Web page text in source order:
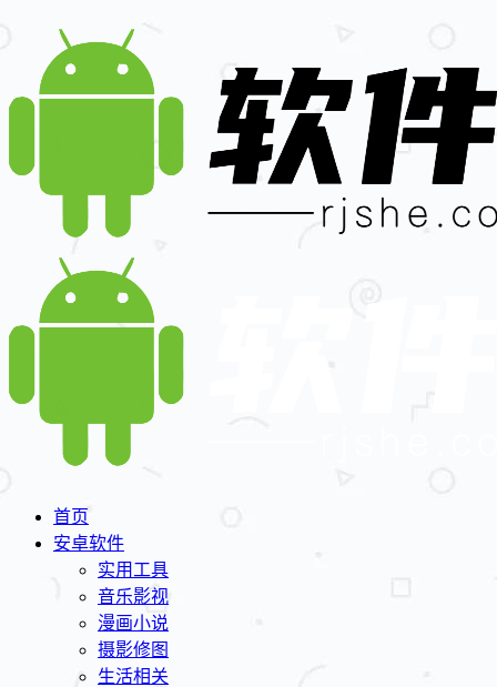
首页
安卓软件
实用工具
音乐影视
漫画小说
摄影修图
生活相关